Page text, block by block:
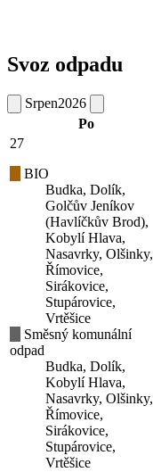
Svoz odpadu
Srpen2026
Po
27
BIO
Budka, Dolík,
Golčův Jeníkov
(Havlíčkův Brod),
Kobylí Hlava,
Nasavrky, Olšinky,
Římovice,
Sirákovice,
Stupárovice,
Vrtěšice
Směsný komunální
odpad
Budka, Dolík,
Kobylí Hlava,
Nasavrky, Olšinky,
Římovice,
Sirákovice,
Stupárovice,
Vrtěšice